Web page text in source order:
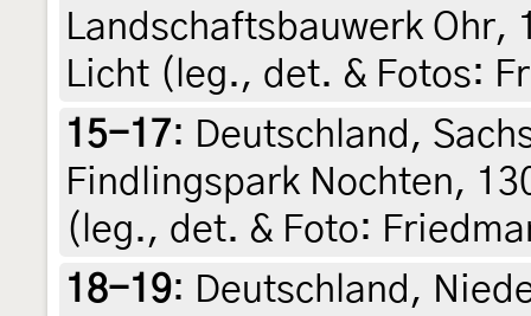
Landschaftsbauwerk Ohr,
Licht (leg., det. & Fotos:
15-17: Deutschland,
Findlingspark Nochten,
(leg., det. & Foto:
18-19: Deutschland,